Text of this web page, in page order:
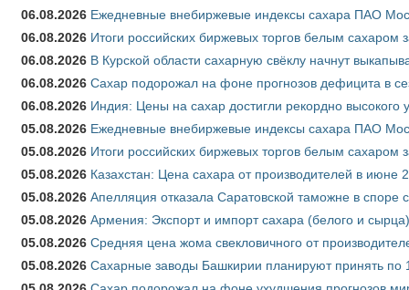
06.08.2026 Ежедневные внебиржевые индексы сахара ПАО
06.08.2026 Итоги российских биржевых торгов белым сахаром
06.08.2026 В Курской области сахарную свёклу начнут
06.08.2026 Сахар подорожал на фоне прогнозов дефицита в
06.08.2026 Индия: Цены на сахар достигли рекордно высокого
05.08.2026 Ежедневные внебиржевые индексы сахара ПАО
05.08.2026 Итоги российских биржевых торгов белым сахаром
05.08.2026 Казахстан: Цена сахара от производителей в июне
05.08.2026 Апелляция отказала Саратовской таможне в
05.08.2026 Армения: Экспорт и импорт сахара (белого и
05.08.2026 Средняя цена жома свекловичного от
05.08.2026 Сахарные заводы Башкирии планируют принять по